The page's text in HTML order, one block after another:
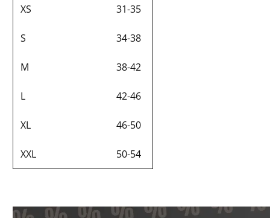
XS 31-35
S 34-38
M 38-42
L 42-46
XL 46-50
XXL 50-54